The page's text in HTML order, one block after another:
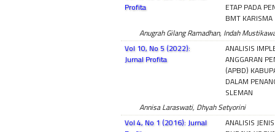
Profita ETAP PADA
BMT KARISMA
Anugrah Gilang Ramadhan, Indah
Vol 10, No 5 (2022):
Jurnal Profita
ANALISIS
ANGGARAN
(APBD)
DALAM
SLEMAN
Annisa Laraswati, Dhyah Setyorini
Vol 4, No 1 (2016): Jurnal
ANALISIS